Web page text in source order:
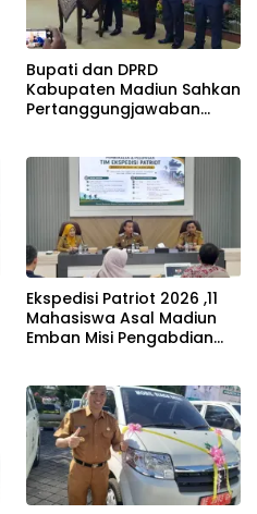
Bupati dan DPRD
Kabupaten Madiun Sahkan
Pertanggungjawaban
Ekspedisi Patriot 2026 ,11
Mahasiswa Asal Madiun
Emban Misi Pengabdian